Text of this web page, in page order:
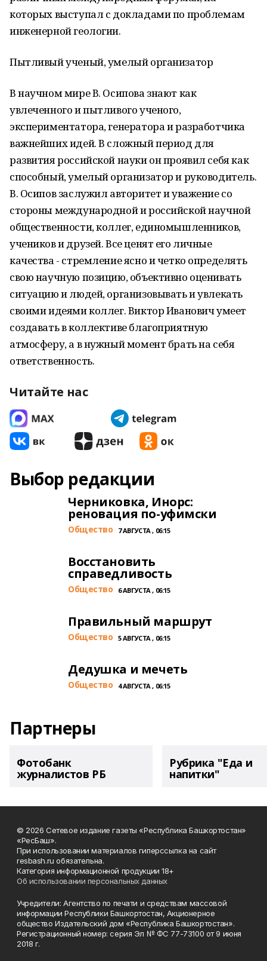
которых выступал с докладами по проблемам
инженерной геологии.
Пытливый ученый, умелый организатор
В научном мире В. Осипова знают как
увлеченного и пытливого ученого,
экспериментатора, генератора и разработчика
важнейших идей. В сложный период для
развития российской науки он проявил себя как
способный, умелый организатор и руководитель.
В. Осипов заслужил авторитет и уважение со
стороны международной и российской научной
общественности, коллег, единомышленников,
учеников и друзей. Все ценят его личные
качества - стремление ясно и четко определять
свою научную позицию, объективно оценивать
ситуацию и людей, организовывать и увлекать
своими идеями коллег. Виктор Иванович умеет
создавать в коллективе благоприятную
атмосферу, а в нужный момент брать на себя
ответственность.
Читайте нас
Выбор редакции
Черниковка, Инорс:
реновация по-уфимски
Общество 7 АВГУСТА , 06:15
Восстановить
справедливость
Общество 6 АВГУСТА , 06:15
Правильный маршрут
Общество 5 АВГУСТА , 06:15
Дедушка и мечеть
Общество 4 АВГУСТА , 06:15
Партнеры
Фотобанк
журналистов РБ
Рубрика "Еда и
напитки"
© 2026 Сетевое издание газеты «Республика Башкортостан»
«РесБаш».
При использовании материалов гиперссылка на сайт
resbash.ru обязательна.
Категория информационной продукции 18+
Об использовании персональных данных
Учредители: Агентство по печати и средствам массовой
информации Республики Башкортостан, Акционерное
общество Издательский дом «Республика Башкортостан».
Регистрационный номер: серия Эл № ФС 77-73100 от 9 июня
2018 г.